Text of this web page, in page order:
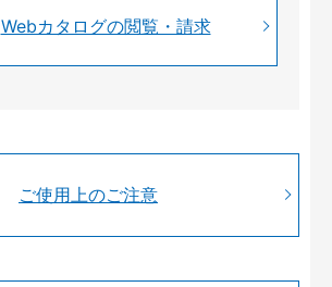
Webカタログの閲覧・請求
ご使用上のご注意